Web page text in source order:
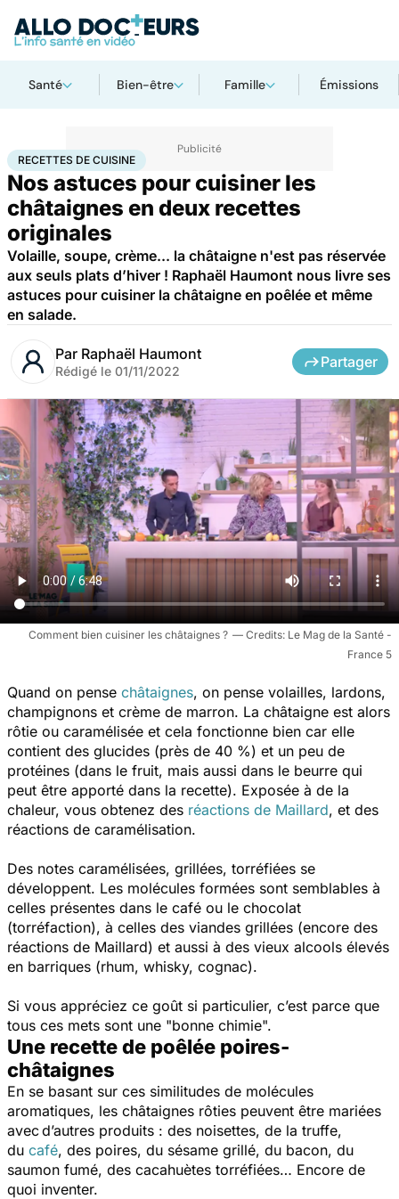
Santé Bien-être Famille Émissions
AccueilBien-êtreNutrition Recettes de cuisine
RECETTES DE CUISINE
Nos astuces pour cuisiner les
châtaignes en deux recettes
originales
Volaille, soupe, crème... la châtaigne n'est pas réservée
aux seuls plats d’hiver ! Raphaël Haumont nous livre ses
astuces pour cuisiner la châtaigne en poêlée et même
en salade.
Par Raphaël Haumont
Rédigé le 01/11/2022
Partager
Comment bien cuisiner les châtaignes ?
Le Mag de la Santé -
France 5
Quand on pense châtaignes, on pense volailles, lardons,
champignons et crème de marron. La châtaigne est alors
rôtie ou caramélisée et cela fonctionne bien car elle
contient des glucides (près de 40 %) et un peu de
protéines (dans le fruit, mais aussi dans le beurre qui
peut être apporté dans la recette). Exposée à de la
chaleur, vous obtenez des réactions de Maillard, et des
réactions de caramélisation.
Des notes caramélisées, grillées, torréfiées se
développent. Les molécules formées sont semblables à
celles présentes dans le café ou le chocolat
(torréfaction), à celles des viandes grillées (encore des
réactions de Maillard) et aussi à des vieux alcools élevés
en barriques (rhum, whisky, cognac).
Si vous appréciez ce goût si particulier, c’est parce que
tous ces mets sont une "bonne chimie".
Une recette de poêlée poires-
châtaignes
En se basant sur ces similitudes de molécules
aromatiques, les châtaignes rôties peuvent être mariées
avec d’autres produits : des noisettes, de la truffe,
du café, des poires, du sésame grillé, du bacon, du
saumon fumé, des cacahuètes torréfiées… Encore de
quoi inventer.